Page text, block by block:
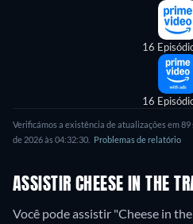
16
16
Verificámos a existência de atualizações em
de 2026 às 04:32:30.
Problemas de relatório
ASSISTIR CHEESE IN THE
Você pode assistir "Cheese in